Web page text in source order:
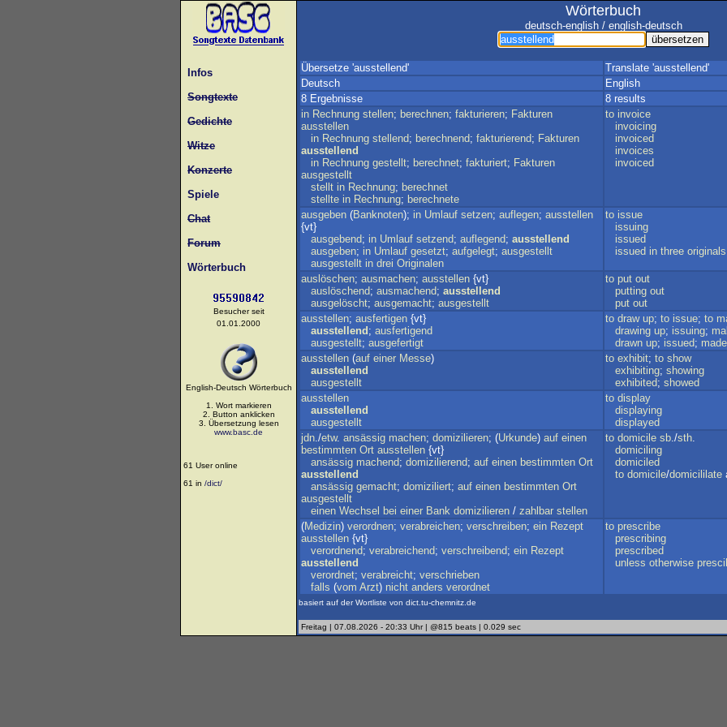
Infos
Songtexte
Gedichte
Witze
Konzerte
Spiele
Chat
Forum
Wörterbuch
Besucher seit
01.01.2000
English-Deutsch Wörterbuch
1. Wort markieren
2. Button anklicken
3. Übersetzung lesen
www.basc.de
61 User online
61 in /dict/
Wörterbuch
deutsch-english / english-deutsch
Übersetze 'ausstellend'
Translate 'ausstellend'
Deutsch
English
8 Ergebnisse
8 results
in Rechnung stellen; berechnen; fakturieren; Fakturen
ausstellen
in Rechnung stellend; berechnend; fakturierend; Fakturen
ausstellend
in Rechnung gestellt; berechnet; fakturiert; Fakturen
ausgestellt
stellt in Rechnung; berechnet
stellte in Rechnung; berechnete
to invoice
invoicing
invoiced
invoices
invoiced
ausgeben (Banknoten); in Umlauf setzen; auflegen; ausstellen
{vt}
ausgebend; in Umlauf setzend; auflegend; ausstellend
ausgeben; in Umlauf gesetzt; aufgelegt; ausgestellt
ausgestellt in drei Originalen
to issue
issuing
issued
issued in three originals
auslöschen; ausmachen; ausstellen {vt}
auslöschend; ausmachend; ausstellend
ausgelöscht; ausgemacht; ausgestellt
to put out
putting out
put out
ausstellen; ausfertigen {vt}
ausstellend ; ausfertigend
ausgestellt; ausgefertigt
to draw up; to issue; to
drawing up; issuing;
drawn up; issued; made
ausstellen (auf einer Messe)
ausstellend
ausgestellt
to exhibit; to show
exhibiting; showing
exhibited; showed
ausstellen
ausstellend
ausgestellt
to display
displaying
displayed
jdn./etw. ansässig machen; domizilieren; (Urkunde) auf einen
bestimmten Ort ausstellen {vt}
ansässig machend; domizilierend; auf einen bestimmten Ort
ausstellend
ansässig gemacht; domiziliert; auf einen bestimmten Ort
ausgestellt
einen Wechsel bei einer Bank domizilieren / zahlbar stellen
to domicile sb./sth.
domiciling
domiciled
to domicile/domicililate
(Medizin) verordnen; verabreichen; verschreiben; ein Rezept
ausstellen {vt}
verordnend; verabreichend; verschreibend; ein Rezept
ausstellend
verordnet; verabreicht; verschrieben
falls (vom Arzt) nicht anders verordnet
to prescribe
prescribing
prescribed
unless otherwise
basiert auf der Wortliste von dict.tu-chemnitz.de
Freitag | 07.08.2026 - 20:33 Uhr | @815 beats | 0.029 sec